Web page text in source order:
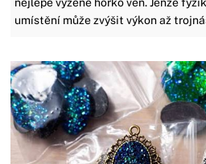
nejlépe vyžene horko ven. Jenže
umístění může zvýšit výkon až